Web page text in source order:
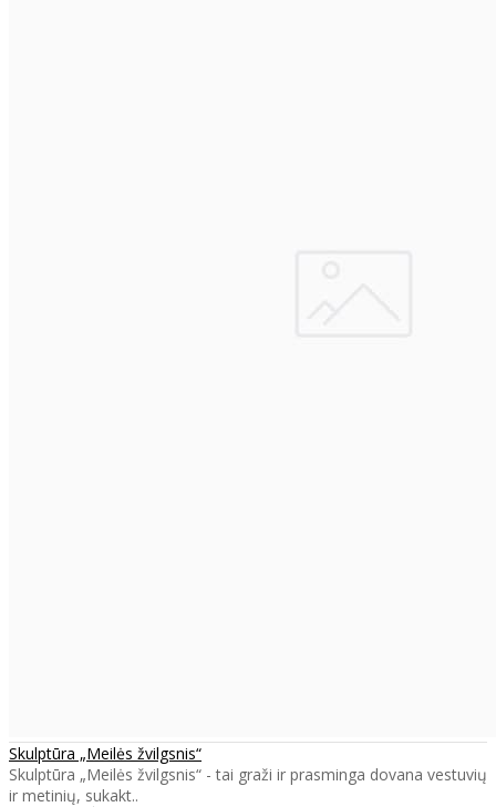
Skulptūra „Meilės žvilgsnis“
Skulptūra „Meilės žvilgsnis“ - tai graži ir prasminga dovana vestuvių
ir metinių, sukakt..